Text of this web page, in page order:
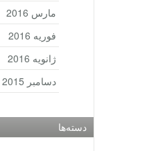
مارس 2016
فوریه 2016
ژانویه 2016
دسامبر 2015
دسته‌ها